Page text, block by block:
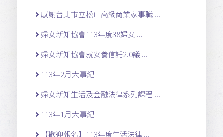
感謝台北市立松山高級商業家事職 ...
婦女新知協會113年度38婦女 ...
婦女新知協會就安養信託2.0議 ...
113年2月大事紀
婦女新知生活及金融法律系列課程 ...
113年1月大事紀
【歡迎報名】113年度生活法律 ...